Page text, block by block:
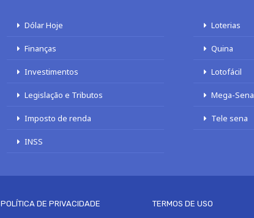
Dólar Hoje
Finanças
Investimentos
Legislação e Tributos
Imposto de renda
INSS
Loterias
Quina
Lotofácil
Mega-Sena
Tele sena
POLÍTICA DE PRIVACIDADE TERMOS DE USO